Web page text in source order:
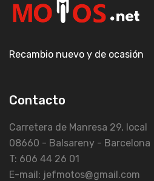
Recambio nuevo y de ocasión
Contacto
Carretera de Manresa 29, local
08660 - Balsareny - Barcelona
T: 606 44 26 01
E-mail: jefmotos@gmail.com